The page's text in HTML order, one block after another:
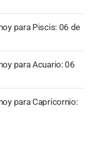
para Piscis: 06 de
para Acuario: 06
para Capricornio: